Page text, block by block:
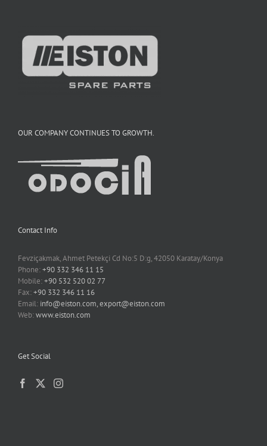
OUR COMPANY CONTINUES TO GROWTH.
Contact Info
Fevziçakmak, Ahmet Petekçi Cd No:5 D:g, 42050 Karatay/Konya
Phone:+90 332 346 11 15
Mobile:+90 532 520 02 77
Fax:+90 332 346 11 16
Email: info@eiston.com, export@eiston.com
Web:www.eiston.com
Get Social